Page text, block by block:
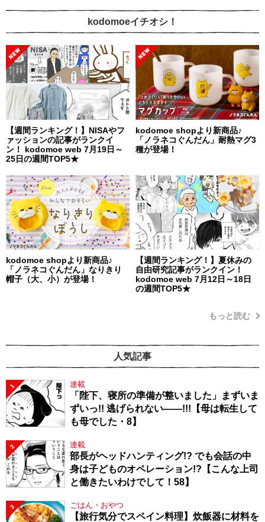
kodomoeイチオシ！
【週間ランキング！】NISAやフ
ァッションの記事がランクイ
ン！ kodomoe web 7月19日～
25日の週間TOP5★
kodomoe shopより新商品♪
「ノラネコぐんだん」耐熱マグ3
種が登場！
kodomoe shopより新商品♪
「ノラネコぐんだん」なりきり
帽子（大、小）が登場！
【週間ランキング！】夏休みの
自由研究記事がランクイン！
kodomoe web 7月12日～18日
の週間TOP5★
もっと読む
人気記事
1 連載
「陛下、寝所の準備が整いました」まずいま
ずいっ!! 逃げられない――!!!【母は転生して
も母でした・8】
2 連載
部長がヘッドハンティング!? でも会話の中
身は子どものオペレーション!?【こんな上司
と働きたいわけでして！58】
3 ごはん・おやつ
【旅行気分でスペイン料理】炊飯器に材料を